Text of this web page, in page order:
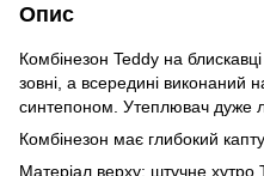
Опис
Комбінезон Teddy на
зовні, а всередині виконаний
синтепоном. Утеплювач дуже
Комбінезон має глибокий
Матеріал верху: штучне хутро